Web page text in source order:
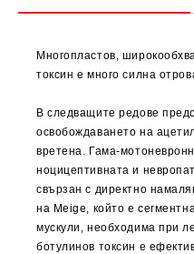
Многопластов,
токсин е много силна
В следващите редове
освобождаването на
вретена. Гама-
ноцицептивната и
свързан с директно
на Meige, който е
мускули, необходима при
ботулинов токсин е